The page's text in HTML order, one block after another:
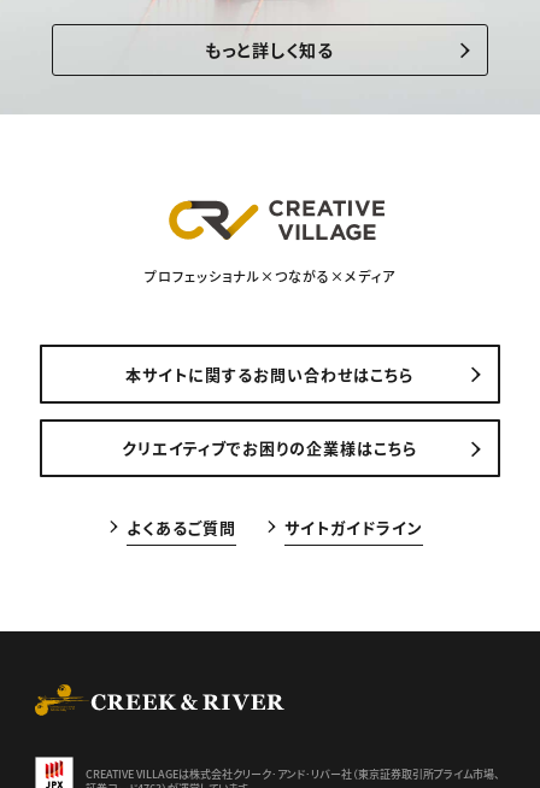
もっと詳しく知る
プロフェッショナル×つながる×メディア
本サイトに関するお問い合わせはこちら
クリエイティブでお困りの企業様はこちら
よくあるご質問 サイトガイドライン
CREATIVE VILLAGEは株式会社クリーク･アンド･リバー社（東京証券取引所プライム市場、